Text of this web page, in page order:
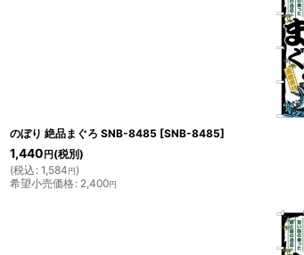
のぼり 絶品まぐろ SNB-8485 [SNB-8485]
1,440 円 (税別)
(税込 : 1,584円)
希望小売価格: 2,400円